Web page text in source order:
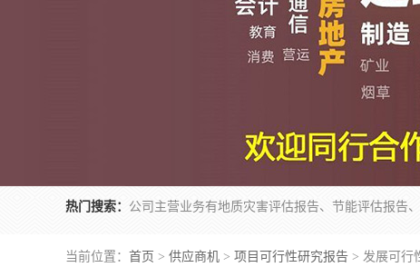
热门搜索：
当前位置： 首页 > 供应商机 > 项目可行性研究报告 > 发展可行